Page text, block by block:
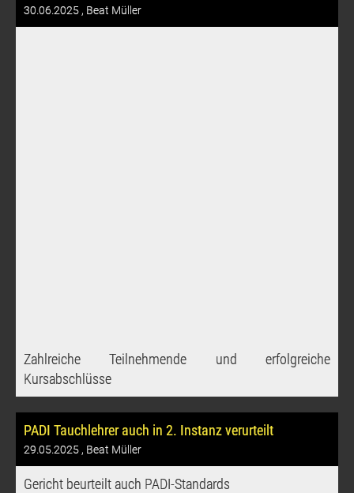
30.06.2025 , Beat Müller
Zahlreiche Teilnehmende und erfolgreiche
Kursabschlüsse
PADI Tauchlehrer auch in 2. Instanz verurteilt
29.05.2025 , Beat Müller
Gericht beurteilt auch PADI-Standards